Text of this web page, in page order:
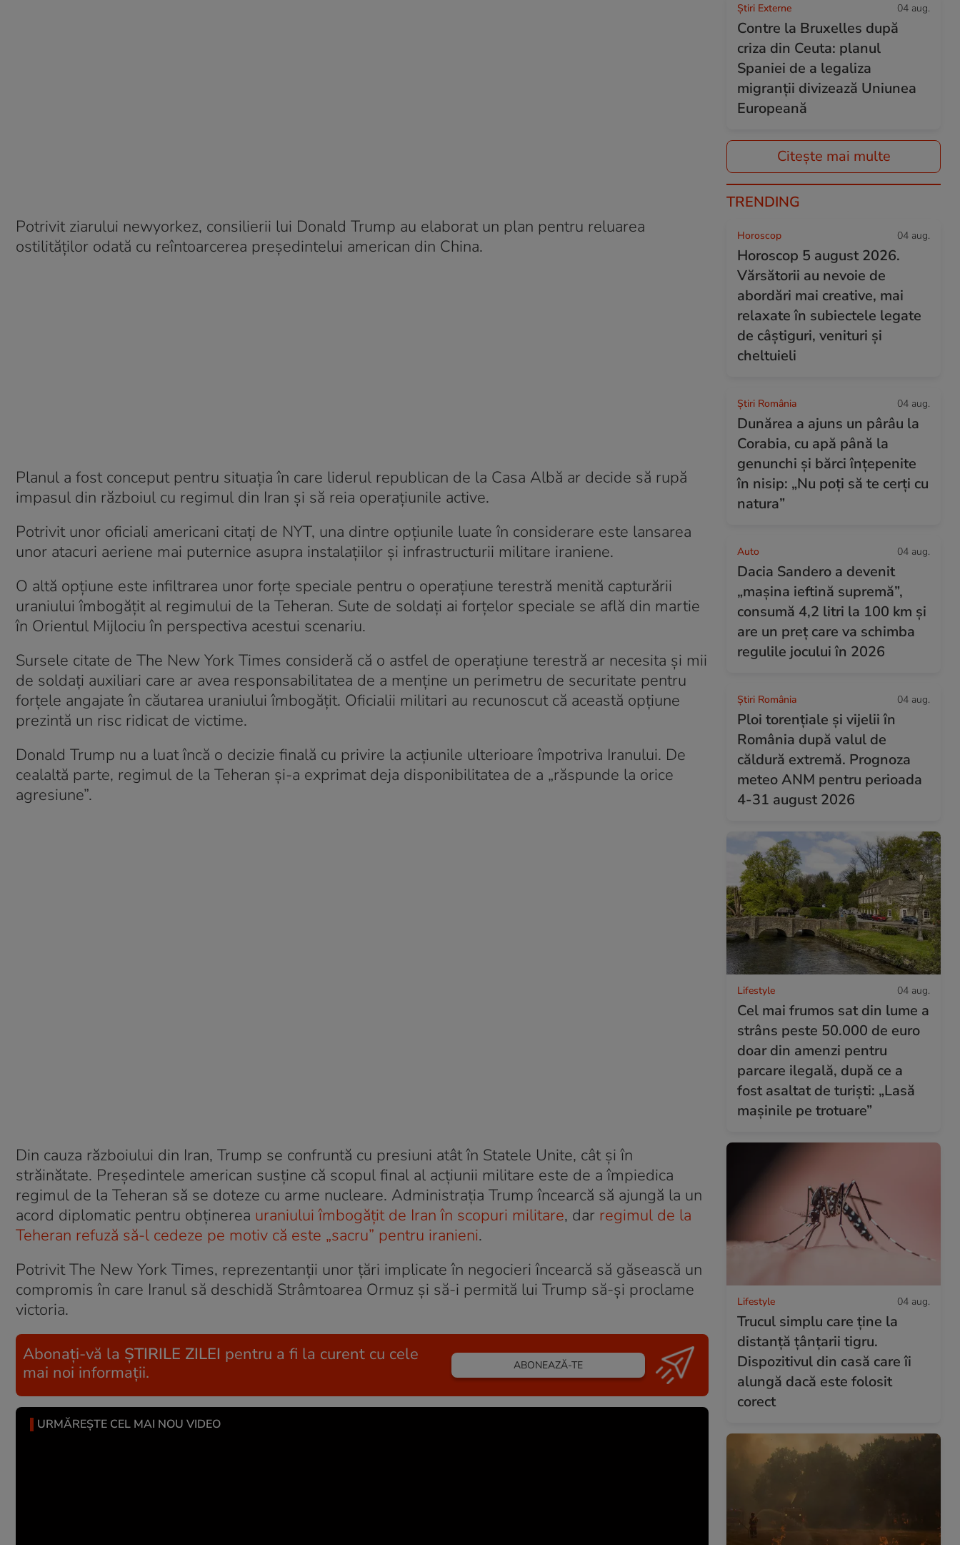
Potrivit ziarului newyorkez, consilierii lui Donald Trump au elaborat un plan pentru reluarea
ostilităților odată cu reîntoarcerea președintelui american din China.
Planul a fost conceput pentru situația în care liderul republican de la Casa Albă ar decide să rupă
impasul din războiul cu regimul din Iran și să reia operațiunile active.
Potrivit unor oficiali americani citați de NYT, una dintre opțiunile luate în considerare este lansarea
unor atacuri aeriene mai puternice asupra instalațiilor și infrastructurii militare iraniene.
O altă opțiune este infiltrarea unor forțe speciale pentru o operațiune terestră menită capturării
uraniului îmbogățit al regimului de la Teheran. Sute de soldați ai forțelor speciale se află din martie
în Orientul Mijlociu în perspectiva acestui scenariu.
Sursele citate de The New York Times consideră că o astfel de operațiune terestră ar necesita și mii
de soldați auxiliari care ar avea responsabilitatea de a menține un perimetru de securitate pentru
forțele angajate în căutarea uraniului îmbogățit. Oficialii militari au recunoscut că această opțiune
prezintă un risc ridicat de victime.
Donald Trump nu a luat încă o decizie finală cu privire la acțiunile ulterioare împotriva Iranului. De
cealaltă parte, regimul de la Teheran și-a exprimat deja disponibilitatea de a „răspunde la orice
agresiune”.
Din cauza războiului din Iran, Trump se confruntă cu presiuni atât în ​​Statele Unite, cât și în
străinătate. Președintele american susține că scopul final al acțiunii militare este de a împiedica
regimul de la Teheran să se doteze cu arme nucleare. Administrația Trump încearcă să ajungă la un
acord diplomatic pentru obținerea uraniului îmbogățit de Iran în scopuri militare, dar regimul de la
Teheran refuză să-l cedeze pe motiv că este „sacru” pentru iranieni.
Potrivit The New York Times, reprezentanții unor țări implicate în negocieri încearcă să găsească un
compromis în care Iranul să deschidă Strâmtoarea Ormuz și să-i permită lui Trump să-și proclame
victoria.
Abonați-vă la ȘTIRILE ZILEI pentru a fi la curent cu cele
mai noi informații.
ABONEAZĂ-TE
URMĂREȘTE CEL MAI NOU VIDEO
Știri Externe 04 aug.
Contre la Bruxelles după
criza din Ceuta: planul
Spaniei de a legaliza
migranții divizează Uniunea
Europeană
Citește mai multe
TRENDING
Horoscop 04 aug.
Horoscop 5 august 2026.
Vărsătorii au nevoie de
abordări mai creative, mai
relaxate în subiectele legate
de câștiguri, venituri și
cheltuieli
Știri România 04 aug.
Dunărea a ajuns un pârâu la
Corabia, cu apă până la
genunchi și bărci înțepenite
în nisip: „Nu poți să te cerți cu
natura”
Auto 04 aug.
Dacia Sandero a devenit
„mașina ieftină supremă”,
consumă 4,2 litri la 100 km și
are un preț care va schimba
regulile jocului în 2026
Știri România 04 aug.
Ploi torențiale și vijelii în
România după valul de
căldură extremă. Prognoza
meteo ANM pentru perioada
4-31 august 2026
Lifestyle 04 aug.
Cel mai frumos sat din lume a
strâns peste 50.000 de euro
doar din amenzi pentru
parcare ilegală, după ce a
fost asaltat de turiști: „Lasă
mașinile pe trotuare”
Lifestyle 04 aug.
Trucul simplu care ține la
distanță țânțarii tigru.
Dispozitivul din casă care îi
alungă dacă este folosit
corect